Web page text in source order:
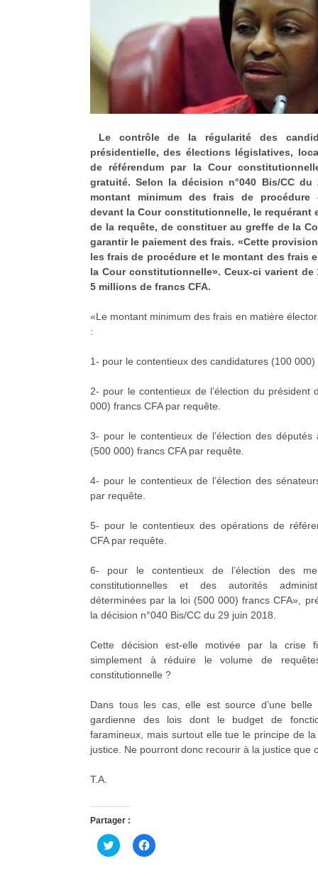
Le contrôle de la régularité des
présidentielle, des élections législatives,
de référendum par la Cour
gratuité. Selon la décision n°040 Bis/CC
montant minimum des frais de procédure
devant la Cour constitutionnelle, le requérant
de la requête, de constituer au greffe de la
garantir le paiement des frais. «Cette
les frais de procédure et le montant des frais
la Cour constitutionnelle». Ceux-ci varient de
5 millions de francs CFA.
«Le montant minimum des frais en matière
:
1- pour le contentieux des candidatures (100
2- pour le contentieux de l’élection du président
000) francs CFA par requête.
3- pour le contentieux de l’élection des députés
(500 000) francs CFA par requête.
4- pour le contentieux de l’élection des
par requête.
5- pour le contentieux des opérations de
CFA par requête.
6- pour le contentieux de l’élection des
constitutionnelles et des autorités
déterminées par la loi (500 000) francs CFA»,
la décision n°040 Bis/CC du 29 juin 2018.
Cette décision est-elle motivée par la crise
simplement à réduire le volume de
constitutionnelle ?
Dans tous les cas, elle est source d’une
gardienne des lois dont le budget de
faramineux, mais surtout elle tue le principe de
justice. Ne pourront donc recourir à la justice que
T.A.
Partager :
C
l
C
l